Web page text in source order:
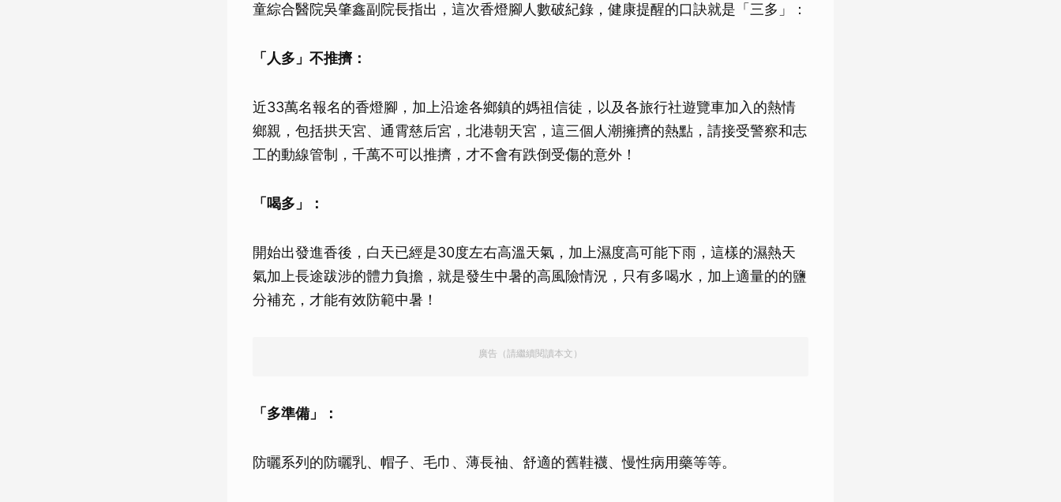
童綜合醫院吳肇鑫副院長指出，這次香燈腳人數破紀錄，健康提醒的口訣就是「三多」：
「人多」不推擠：
近33萬名報名的香燈腳，加上沿途各鄉鎮的媽祖信徒，以及各旅行社遊覽車加入的熱情
鄉親，包括拱天宮、通霄慈后宮，北港朝天宮，這三個人潮擁擠的熱點，請接受警察和志
工的動線管制，千萬不可以推擠，才不會有跌倒受傷的意外！
「喝多」：
開始出發進香後，白天已經是30度左右高溫天氣，加上濕度高可能下雨，這樣的濕熱天
氣加上長途跋涉的體力負擔，就是發生中暑的高風險情況，只有多喝水，加上適量的的鹽
分補充，才能有效防範中暑！
廣告（請繼續閱讀本文）
「多準備」：
防曬系列的防曬乳、帽子、毛巾、薄長䄂、舒適的舊鞋襪、慢性病用藥等等。